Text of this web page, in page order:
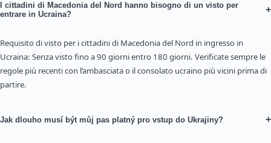
I cittadini di Macedonia del Nord hanno bisogno di un visto per
entrare in Ucraina?
+
Requisito di visto per i cittadini di Macedonia del Nord in ingresso in
Ucraina: Senza visto fino a 90 giorni entro 180 giorni. Verificate sempre le
regole più recenti con l’ambasciata o il consolato ucraino più vicini prima di
partire.
Jak dlouho musí být můj pas platný pro vstup do Ukrajiny? +